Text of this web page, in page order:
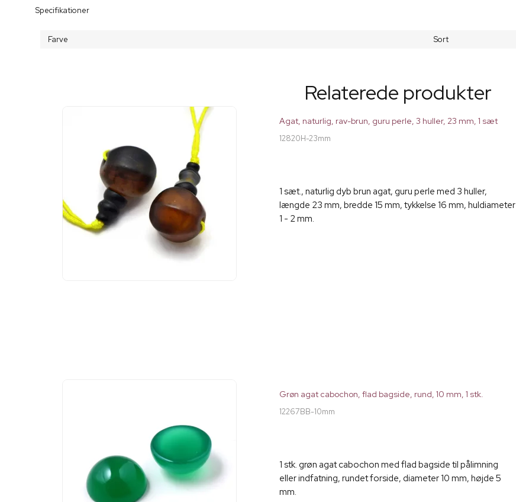
Specifikationer
Farve Sort
Relaterede produkter
Agat, naturlig, rav-brun, guru perle, 3 huller, 23 mm, 1 sæt
12820H-23mm
1 sæt., naturlig dyb brun agat, guru perle med 3 huller,
længde 23 mm, bredde 15 mm, tykkelse 16 mm, huldiameter
1 - 2 mm.
Grøn agat cabochon, flad bagside, rund, 10 mm, 1 stk.
12267BB-10mm
1 stk. grøn agat cabochon med flad bagside til pålimning
eller indfatning, rundet forside, diameter 10 mm, højde 5
mm.